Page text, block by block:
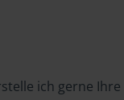
ich gerne Ihre